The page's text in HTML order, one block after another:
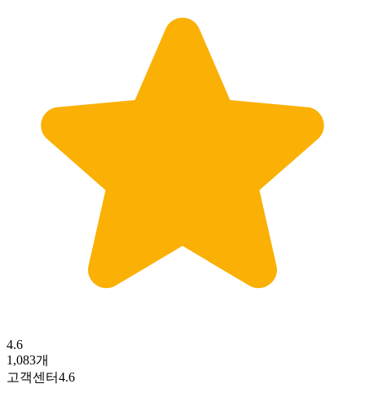
4.6
1,083개
고객센터4.6